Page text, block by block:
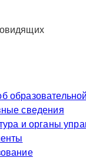
сведения
и органы